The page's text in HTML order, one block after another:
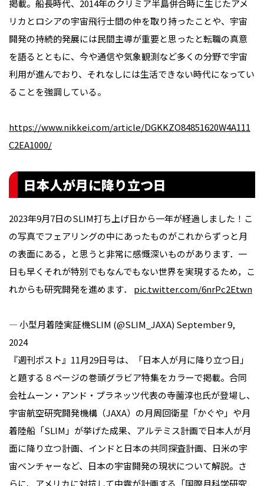
掲載。船長時代、2014年のクリミア半島併合時に生じたアメ
リカとロシアの宇宙飛行士間の仲を取り持ったことや、宇宙
開発の持続的発展には民間主導が重要と思ったと転職の真意
を語るとともに、今や通信や気象観測など多くの分野で宇宙
利用が進んでおり、それなしには生活できない時代になってい
ることを強調している。
https://www.nikkei.com/article/DGKKZO84851620W4A111
C2EA1000/
日本人が月に降り立つ日
2023年9月7日のSLIM打ち上げ日から一年が経過しました！こ
の写真でフェアリングの中にあったものがこれからずっと月
の表面にある，と思うと非常に感慨深いものがあります．一
日も早くそれが特別でもなんでもない世界を実現するため，こ
れからも研究開発を進めます． pic.twitter.com/6nrPc2Etwn
— 小型月着陸実証機SLIM (@SLIM_JAXA) September 9,
2024
『週刊ポスト』11月29日号は、「日本人が月に降り立つ日」
と題する８ページの巻頭グラビア特集をカラーで掲載。合同
会社ムーン・アンド・プラネッツ代表の寺薗淳也氏が登場し、
宇宙航空研究開発機構（JAXA）の月周回衛星「かぐや」や月
着陸船「SLIM」が挙げた成果、アルテミス計画で日本人が月
面に降り立つ計画、インドと日本の共同探査計画、日米の宇
宙ベンチャーなど、日本の宇宙開発の現状について解説。さ
らに、アメリカに対抗して中露が計画する「国際月科学研究